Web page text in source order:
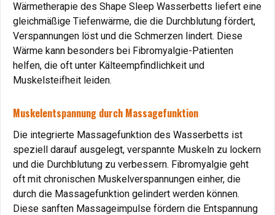
Das Gelbett minimiert den Druck auf empfindliche
Körperstellen und bietet durch die Wärmefunktion
Linderung bei Muskelverspannungen undFibromyalgie.
Vorteil : Mehr Entspannung und weniger Schmerzen trotz
chronischer Beschwerden.
Wärme
Muskelverspannungen,die durch Stress oder Überlastung
entstehen, können durch die integrierte Massagefunktion
effektiv gelöst werden.
Vorteil : Kombination aus Massage und Wärme sorgt für
maximale Entspannung.
Wärmetherapie des Shape Sleep Wasserbetts liefert eine
gleichmäßige Tiefenwärme, die die Durchblutung fördert,
Verspannungen löst und die Schmerzen lindert. Diese
Wärme kann besonders bei Fibromyalgie-Patienten
helfen, die oft unter Kälteempfindlichkeit und
Muskelsteifheit leiden.
Muskelentspannung durch Massagefunktion
Die integrierte Massagefunktion des Wasserbetts ist
speziell darauf ausgelegt, verspannte Muskeln zu lockern
und die Durchblutung zu verbessern. Fibromyalgie geht
oft mit chronischen Muskelverspannungen einher, die
durch die Massagefunktion gelindert werden können.
Diese sanften Massageimpulse fördern die Entspannung